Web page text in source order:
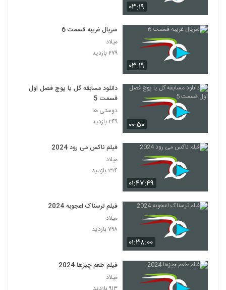
۰۳:۱۹
۰۳:۱۹
سریال غریبه قسمت 6
میلاد
۲۷۹ بازدید
۰۰:۵۰
دانلود مسابقه گل یا پوچ فصل اول
قسمت 5
دوستی ها
۲۴۹ بازدید
۰۱:۴۷:۴۹
فیلم ناکس می رود 2024
میلاد
۳۱۴ بازدید
۰۱:۳۸:۰۰
فیلم ترسناک اعجوبه 2024
میلاد
۷۹۸ بازدید
فیلم طعم چیزها 2024
میلاد